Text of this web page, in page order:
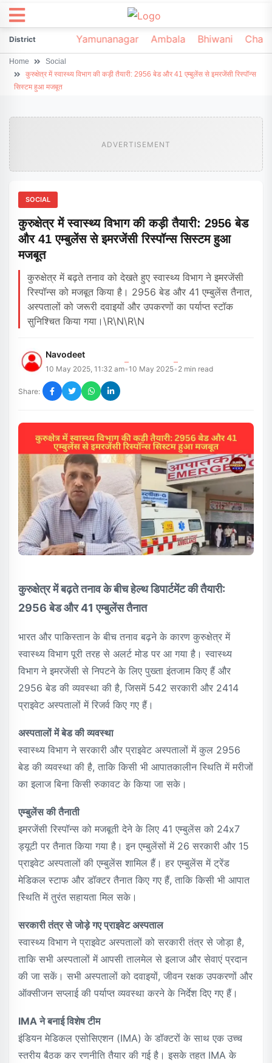
DistrictSonipat Yamunanagar Ambala Bhiwani
Home
Social
कुरुक्षेत्र में स्वास्थ्य विभाग की कड़ी तैयारी: 2956 बेड और 41 एम्बुलेंस से इमरजेंसी रिस्पॉन्स
सिस्टम हुआ मजबूत
ADVERTISEMENT
SOCIAL
कुरुक्षेत्र में स्वास्थ्य विभाग की कड़ी तैयारी: 2956 बेड
और 41 एम्बुलेंस से इमरजेंसी रिस्पॉन्स सिस्टम हुआ
मजबूत
कुरुक्षेत्र में बढ़ते तनाव को देखते हुए स्वास्थ्य विभाग ने इमरजेंसी
रिस्पॉन्स को मजबूत किया है। 2956 बेड और 41 एम्बुलेंस तैनात,
अस्पतालों को जरूरी दवाइयों और उपकरणों का पर्याप्त स्टॉक
सुनिश्चित किया गया।\r\n\r\n
Navodeet
10 May 2025, 11:32 am•10 May 2025• 2 min read
Share:
कुरुक्षेत्र में बढ़ते तनाव के बीच हेल्थ डिपार्टमेंट की तैयारी:
2956 बेड और 41 एम्बुलेंस तैनात
भारत और पाकिस्तान के बीच तनाव बढ़ने के कारण कुरुक्षेत्र में
स्वास्थ्य विभाग पूरी तरह से अलर्ट मोड पर आ गया है। स्वास्थ्य
विभाग ने इमरजेंसी से निपटने के लिए पुख्ता इंतजाम किए हैं और
2956 बेड की व्यवस्था की है, जिसमें 542 सरकारी और 2414
प्राइवेट अस्पतालों में रिजर्व किए गए हैं।
अस्पतालों में बेड की व्यवस्था
स्वास्थ्य विभाग ने सरकारी और प्राइवेट अस्पतालों में कुल 2956
बेड की व्यवस्था की है, ताकि किसी भी आपातकालीन स्थिति में मरीजों
का इलाज बिना किसी रुकावट के किया जा सके।
एम्बुलेंस की तैनाती
इमरजेंसी रिस्पॉन्स को मजबूती देने के लिए 41 एम्बुलेंस को 24x7
ड्यूटी पर तैनात किया गया है। इन एम्बुलेंसों में 26 सरकारी और 15
प्राइवेट अस्पतालों की एम्बुलेंस शामिल हैं। हर एम्बुलेंस में ट्रेंड
मेडिकल स्टाफ और डॉक्टर तैनात किए गए हैं, ताकि किसी भी आपात
स्थिति में तुरंत सहायता मिल सके।
सरकारी तंत्र से जोड़े गए प्राइवेट अस्पताल
स्वास्थ्य विभाग ने प्राइवेट अस्पतालों को सरकारी तंत्र से जोड़ा है,
ताकि सभी अस्पतालों में आपसी तालमेल से इलाज और सेवाएं प्रदान
की जा सकें। सभी अस्पतालों को दवाइयों, जीवन रक्षक उपकरणों और
ऑक्सीजन सप्लाई की पर्याप्त व्यवस्था करने के निर्देश दिए गए हैं।
IMA ने बनाई विशेष टीम
इंडियन मेडिकल एसोसिएशन (IMA) के डॉक्टरों के साथ एक उच्च
स्तरीय बैठक कर रणनीति तैयार की गई है। इसके तहत IMA के